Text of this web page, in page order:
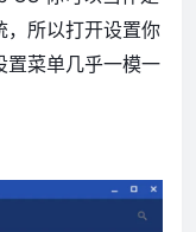
所以打开设置你
菜单几乎一模一